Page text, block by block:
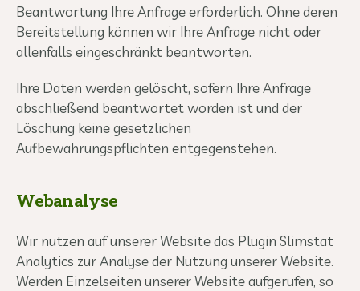
Beantwortung Ihre Anfrage erforderlich. Ohne deren
Bereitstellung können wir Ihre Anfrage nicht oder
allenfalls eingeschränkt beantworten.
Ihre Daten werden gelöscht, sofern Ihre Anfrage
abschließend beantwortet worden ist und der
Löschung keine gesetzlichen
Aufbewahrungspflichten entgegenstehen.
Webanalyse
Wir nutzen auf unserer Website das Plugin Slimstat
Analytics zur Analyse der Nutzung unserer Website.
Werden Einzelseiten unserer Website aufgerufen, so